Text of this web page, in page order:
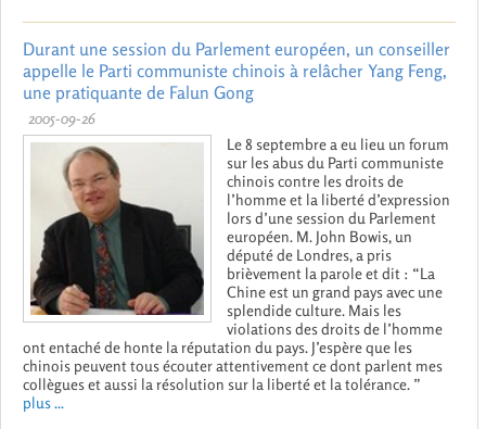
Durant une session du Parlement européen, un conseiller
appelle le Parti communiste chinois à relâcher Yang Feng,
une pratiquante de Falun Gong
2005-09-26
Le 8 septembre a eu lieu un forum
sur les abus du Parti communiste
chinois contre les droits de
l’homme et la liberté d’expression
lors d’une session du Parlement
européen. M. John Bowis, un
député de Londres, a pris
brièvement la parole et dit : “La
Chine est un grand pays avec une
splendide culture. Mais les
violations des droits de l’homme
ont entaché de honte la réputation du pays. J’espère que les
chinois peuvent tous écouter attentivement ce dont parlent mes
collègues et aussi la résolution sur la liberté et la tolérance. ”
plus ...